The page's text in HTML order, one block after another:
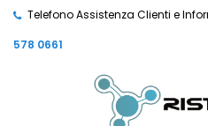
Telefono Assistenza Clienti e
578 0661